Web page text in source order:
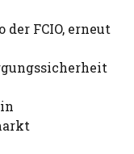
FCIO, erneut